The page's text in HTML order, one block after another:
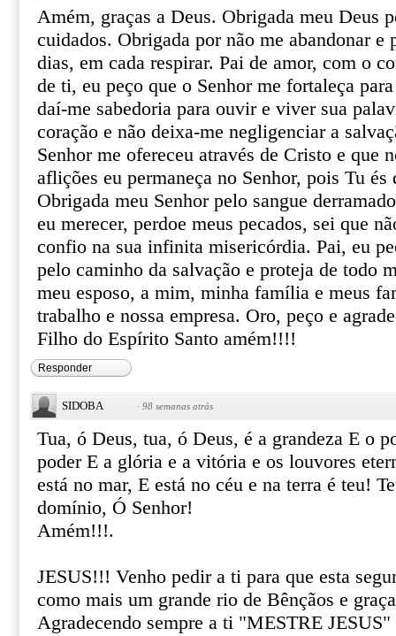
Amém, graças a Deus. Obrigada meu Deus
cuidados. Obrigada por não me abandonar e
dias, em cada respirar. Pai de amor, com o
de ti, eu peço que o Senhor me fortaleça
daí-me sabedoria para ouvir e viver sua
coração e não deixa-me negligenciar a
Senhor me ofereceu através de Cristo e que
aflições eu permaneça no Senhor, pois Tu
Obrigada meu Senhor pelo sangue
eu merecer, perdoe meus pecados, sei que
confio na sua infinita misericórdia. Pai, eu
pelo caminho da salvação e proteja de todo
meu esposo, a mim, minha família e meus
trabalho e nossa empresa. Oro, peço e
Filho do Espírito Santo amém!!!!
Responder
SIDOBA · 98 semanas atrás
Tua, ó Deus, tua, ó Deus, é a grandeza E o
poder E a glória e a vitória e os louvores
está no mar, E está no céu e na terra é teu!
domínio, Ó Senhor!
Amém!!!.
JESUS!!! Venho pedir a ti para que esta
como mais um grande rio de Bênçãos e
Agradecendo sempre a ti "MESTRE